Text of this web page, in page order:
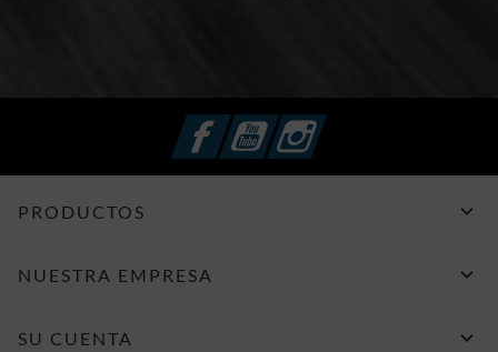
FacebookYouTubeInstagram
PRODUCTOS 
NUESTRA EMPRESA 
SU CUENTA 